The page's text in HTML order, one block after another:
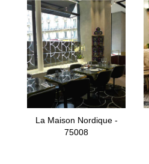
La Maison Nordique -
75008